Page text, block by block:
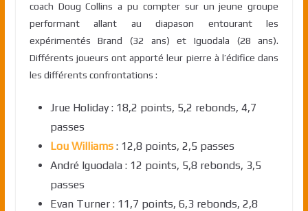
coach Doug Collins a pu compter sur un jeune groupe
performant allant au diapason entourant les
expérimentés Brand (32 ans) et Iguodala (28 ans).
Différents joueurs ont apporté leur pierre à l’édifice dans
les différents confrontations :
Jrue Holiday : 18,2 points, 5,2 rebonds, 4,7
passes
Lou Williams: 12,8 points, 2,5 passes
André Iguodala : 12 points, 5,8 rebonds, 3,5
passes
Evan Turner : 11,7 points, 6,3 rebonds, 2,8